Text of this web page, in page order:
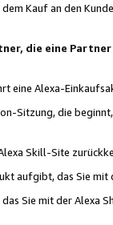
Kauf an den
die eine
Alexa-
Sitzung, die
Skill-Site
aufgibt, das Sie mit
Sie mit der Alexa